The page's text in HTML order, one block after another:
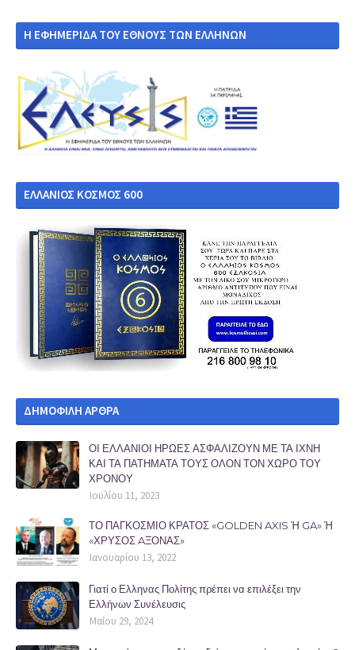
Η ΕΦΗΜΕΡΙΔΑ ΤΟΥ ΕΘΝΟΥΣ ΤΩΝ ΕΛΛΗΝΩΝ
ΕΛΛΑΝΙΟΣ ΚΟΣΜΟΣ 600
ΔΗΜΟΦΙΛΗ ΑΡΘΡΑ
ΟΙ ΕΛΛΑΝΙΟΙ ΗΡΩΕΣ ΑΣΦΑΛΙΖΟΥΝ ΜΕ ΤΑ ΙΧΝΗ
ΚΑΙ ΤΑ ΠΑΤΗΜΑΤΑ ΤΟΥΣ ΟΛΟΝ ΤΟΝ ΧΩΡΟ ΤΟΥ
ΧΡΟΝΟΥ
Ιουλίου 11, 2023
ΤΟ ΠΑΓΚΟΣΜΙΟ ΚΡΑΤΟΣ «GOLDEN AXIS Ή GA» Ή
«ΧΡΥΣΟΣ AΞΟΝΑΣ»
Ιανουαρίου 13, 2022
Γιατί ο Ελληνας Πολίτης πρέπει να επιλέξει την
Ελλήνων Συνέλευσις
Μαΐου 29, 2024